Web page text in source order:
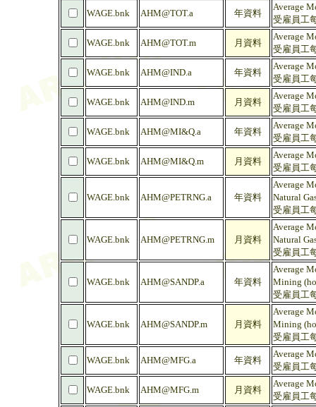
WAGE.bnk AHM@TOT.a 年資料
Average
受雇員工
WAGE.bnk AHM@TOT.m 月資料
Average
受雇員工
WAGE.bnk AHM@IND.a 年資料
Average
受雇員工
WAGE.bnk AHM@IND.m 月資料
Average
受雇員工
WAGE.bnk AHM@MI&Q.a 年資料
Average
受雇員工
WAGE.bnk AHM@MI&Q.m 月資料
Average
受雇員工
WAGE.bnk AHM@PETRNG.a 年資料
Average
Natural
受雇員工
WAGE.bnk AHM@PETRNG.m 月資料
Average
Natural
受雇員工
WAGE.bnk AHM@SANDP.a 年資料
Average
Mining
受雇員工
WAGE.bnk AHM@SANDP.m 月資料
Average
Mining
受雇員工
WAGE.bnk AHM@MFG.a 年資料
Average
受雇員工
WAGE.bnk AHM@MFG.m 月資料
Average
受雇員工